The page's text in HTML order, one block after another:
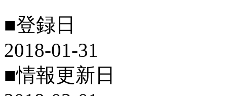
■登録日
2018-01-31
■情報更新日